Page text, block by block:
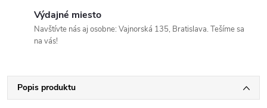
Výdajné miesto
Navštívte nás aj osobne: Vajnorská 135, Bratislava. Tešíme sa
na vás!
Popis produktu